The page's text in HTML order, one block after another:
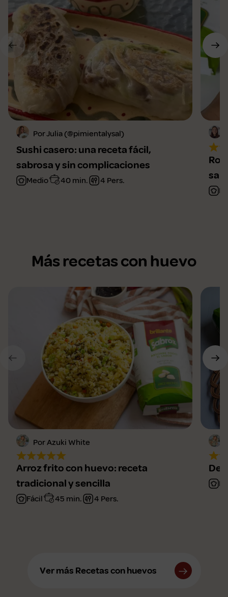
Por Julia (@pimientalysal)
Sushi casero: una receta fácil,
sabrosa y sin complicaciones
Medio 40 min. 4 Pers.
Más recetas con huevo
Por Azuki White
Arroz frito con huevo: receta
tradicional y sencilla
Fácil 45 min. 4 Pers.
Ver más Recetas con huevos